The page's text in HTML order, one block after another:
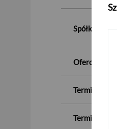
Spółka, kod
Oferowana
Termin
Termin